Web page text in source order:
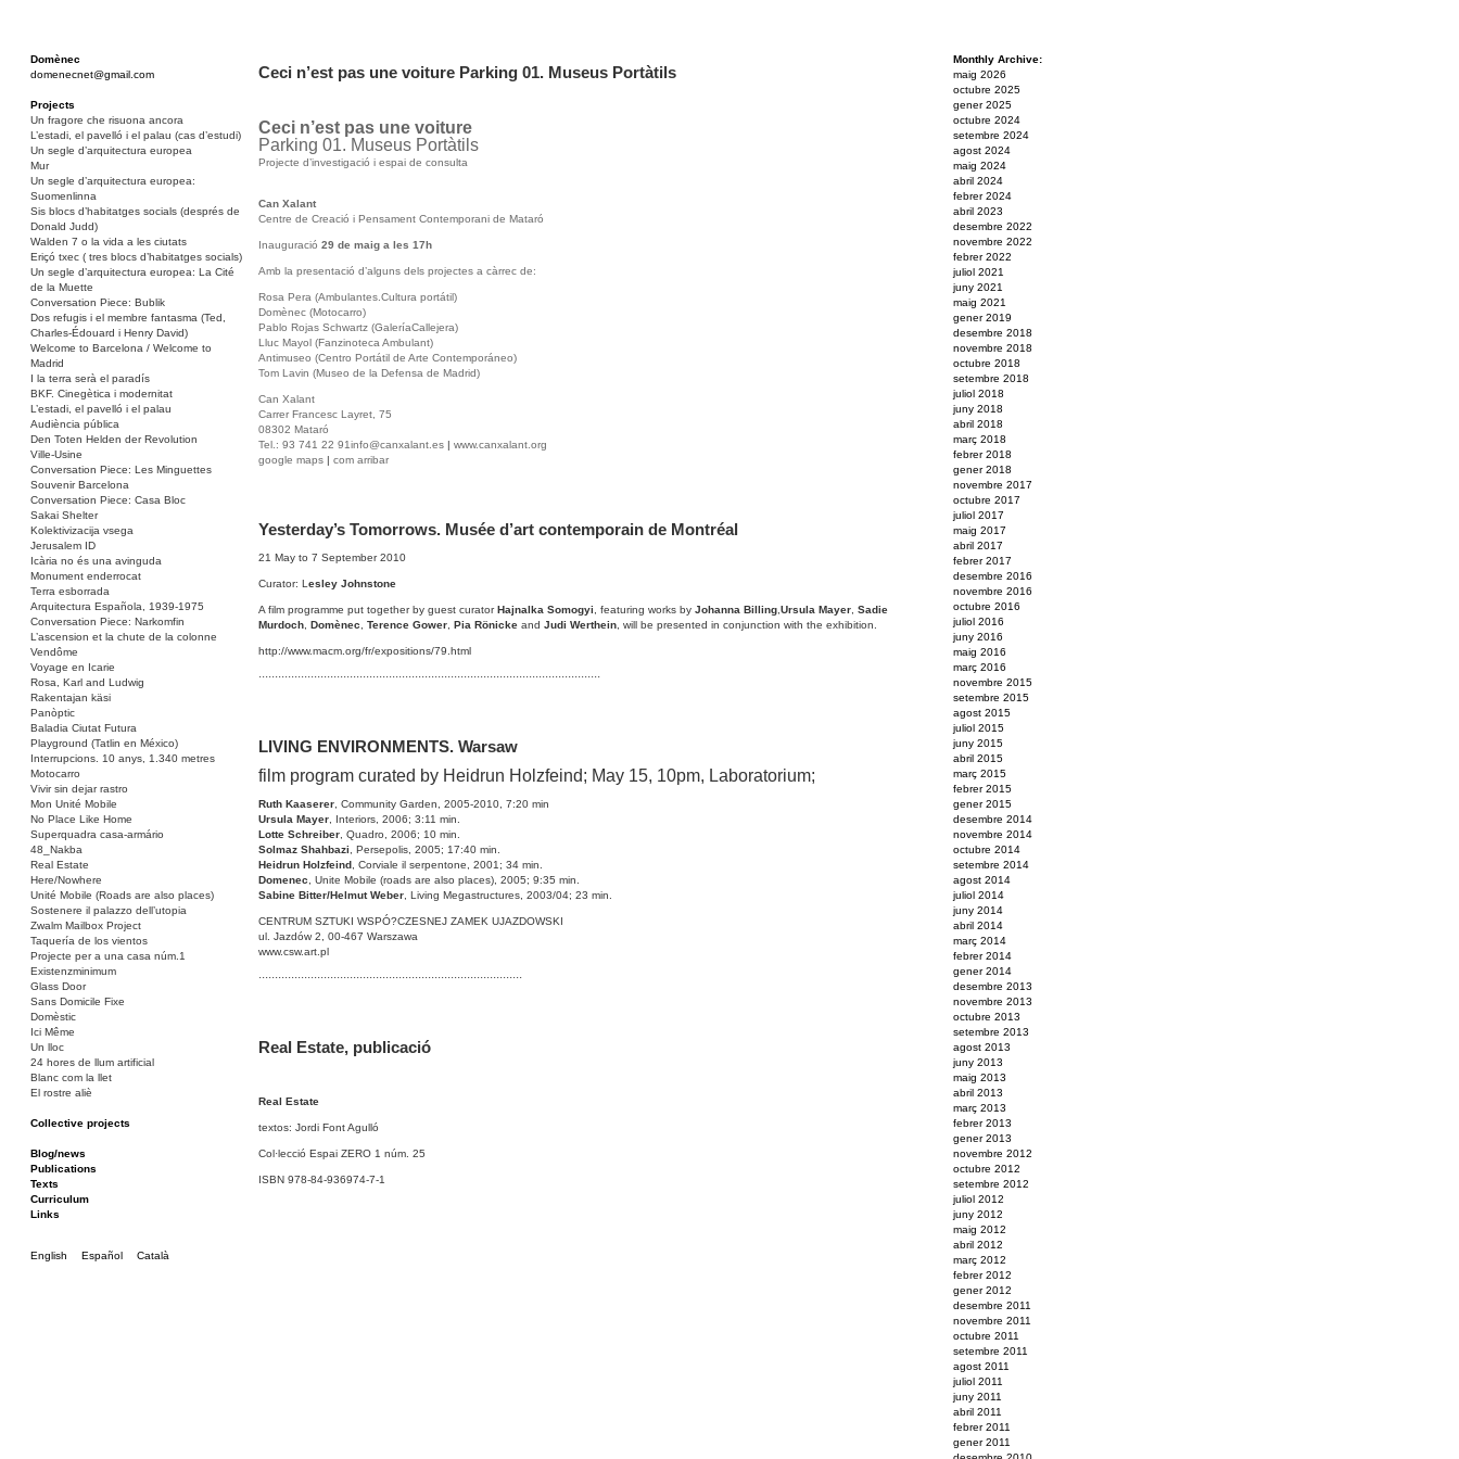
Domènec
domenecnet@gmail.com
Projects
Un fragore che risuona ancora
L’estadi, el pavelló i el palau (cas d’estudi)
Un segle d’arquitectura europea
Mur
Un segle d’arquitectura europea:
Suomenlinna
Sis blocs d’habitatges socials (després de
Donald Judd)
Walden 7 o la vida a les ciutats
Eriçó txec ( tres blocs d’habitatges socials)
Un segle d’arquitectura europea: La Cité
de la Muette
Conversation Piece: Bublik
Dos refugis i el membre fantasma (Ted,
Charles-Édouard i Henry David)
Welcome to Barcelona / Welcome to
Madrid
I la terra serà el paradís
BKF. Cinegètica i modernitat
L’estadi, el pavelló i el palau
Audiència pública
Den Toten Helden der Revolution
Ville-Usine
Conversation Piece: Les Minguettes
Souvenir Barcelona
Conversation Piece: Casa Bloc
Sakai Shelter
Kolektivizacija vsega
Jerusalem ID
Icària no és una avinguda
Monument enderrocat
Terra esborrada
Arquitectura Española, 1939-1975
Conversation Piece: Narkomfin
L’ascension et la chute de la colonne
Vendôme
Voyage en Icarie
Rosa, Karl and Ludwig
Rakentajan käsi
Panòptic
Baladia Ciutat Futura
Playground (Tatlin en México)
Interrupcions. 10 anys, 1.340 metres
Motocarro
Vivir sin dejar rastro
Mon Unité Mobile
No Place Like Home
Superquadra casa-armário
48_Nakba
Real Estate
Here/Nowhere
Unité Mobile (Roads are also places)
Sostenere il palazzo dell’utopia
Zwalm Mailbox Project
Taquería de los vientos
Projecte per a una casa núm.1
Existenzminimum
Glass Door
Sans Domicile Fixe
Domèstic
Ici Même
Un lloc
24 hores de llum artificial
Blanc com la llet
El rostre aliè
Collective projects
Bakunin 86
Ciza Muzej
Roulotte
Canòdrom/Canòdrom
ON Prat
Blog/news
Publications
Texts
Curriculum
Links
English Español Català
Ceci n’est pas une voiture Parking 01. Museus Portàtils
Ceci n’est pas une voiture
Parking 01. Museus Portàtils
Projecte d’investigació i espai de consulta
Can Xalant
Centre de Creació i Pensament Contemporani de Mataró
Inauguració 29 de maig a les 17h
Amb la presentació d’alguns dels projectes a càrrec de:
Rosa Pera (Ambulantes.Cultura portátil)
Domènec (Motocarro)
Pablo Rojas Schwartz (GaleríaCallejera)
Lluc Mayol (Fanzinoteca Ambulant)
Antimuseo (Centro Portátil de Arte Contemporáneo)
Tom Lavin (Museo de la Defensa de Madrid)
Can Xalant
Carrer Francesc Layret, 75
08302 Mataró
Tel.: 93 741 22 91info@canxalant.es | www.canxalant.org
google maps | com arribar
Yesterday’s Tomorrows. Musée d’art contemporain de Montréal
21 May to 7 September 2010
Curator: Lesley Johnstone
A film programme put together by guest curatorHajnalka Somogyi, featuring works by Johanna Billing,Ursula Mayer, Sadie
Murdoch, Domènec, Terence Gower, Pia Rönicke and Judi Werthein, will be presented in conjunction with the exhibition.
http://www.macm.org/fr/expositions/79.html
·········································································································
LIVING ENVIRONMENTS. Warsaw
film program curated by Heidrun Holzfeind; May 15, 10pm, Laboratorium;
Ruth Kaaserer , Community Garden, 2005-2010, 7:20 min
Ursula Mayer , Interiors, 2006; 3:11 min.
Lotte Schreiber , Quadro, 2006; 10 min.
Solmaz Shahbazi , Persepolis, 2005; 17:40 min.
Heidrun Holzfeind , Corviale il serpentone, 2001; 34 min.
Domenec , Unite Mobile (roads are also places), 2005; 9:35 min.
Sabine Bitter/Helmut Weber , Living Megastructures, 2003/04; 23 min.
CENTRUM SZTUKI WSPÓ?CZESNEJ ZAMEK UJAZDOWSKI
ul. Jazdów 2, 00-467 Warszawa
www.csw.art.pl
·················································································
Real Estate, publicació
Real Estate
textos: Jordi Font Agulló
Col·lecció Espai ZERO 1 núm. 25
ISBN 978-84-936974-7-1
Monthly Archive:
maig 2026
octubre 2025
gener 2025
octubre 2024
setembre 2024
agost 2024
maig 2024
abril 2024
febrer 2024
abril 2023
desembre 2022
novembre 2022
febrer 2022
juliol 2021
juny 2021
maig 2021
gener 2019
desembre 2018
novembre 2018
octubre 2018
setembre 2018
juliol 2018
juny 2018
abril 2018
març 2018
febrer 2018
gener 2018
novembre 2017
octubre 2017
juliol 2017
maig 2017
abril 2017
febrer 2017
desembre 2016
novembre 2016
octubre 2016
juliol 2016
juny 2016
maig 2016
març 2016
novembre 2015
setembre 2015
agost 2015
juliol 2015
juny 2015
abril 2015
març 2015
febrer 2015
gener 2015
desembre 2014
novembre 2014
octubre 2014
setembre 2014
agost 2014
juliol 2014
juny 2014
abril 2014
març 2014
febrer 2014
gener 2014
desembre 2013
novembre 2013
octubre 2013
setembre 2013
agost 2013
juny 2013
maig 2013
abril 2013
març 2013
febrer 2013
gener 2013
novembre 2012
octubre 2012
setembre 2012
juliol 2012
juny 2012
maig 2012
abril 2012
març 2012
febrer 2012
gener 2012
desembre 2011
novembre 2011
octubre 2011
setembre 2011
agost 2011
juliol 2011
juny 2011
abril 2011
febrer 2011
gener 2011